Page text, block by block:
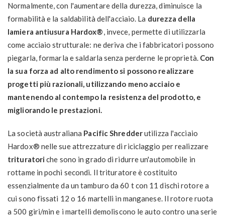
Normalmente, con l'aumentare della durezza, diminuisce la
formabilità e la saldabilità dell'acciaio. La durezza della
lamiera antiusura Hardox®, invece, permette di utilizzarla
come acciaio strutturale: ne deriva che i fabbricatori possono
piegarla, formarla e saldarla senza perderne le proprietà.Con
la sua forza ad alto rendimento si possono realizzare
progetti più razionali, utilizzando meno acciaio e
mantenendo al contempo la resistenza del prodotto, e
migliorando le prestazioni.
La società australiana Pacific Shredderutilizza l'acciaio
Hardox® nelle sue attrezzature di riciclaggio per realizzare
trituratori che sono in grado di ridurre un'automobile in
rottame in pochi secondi. Il trituratore è costituito
essenzialmente da un tamburo da 60 t con 11 dischi rotore a
cui sono fissati 12 o 16 martelli in manganese. Il rotore ruota
a 500 giri/min e i martelli demoliscono le auto contro una serie